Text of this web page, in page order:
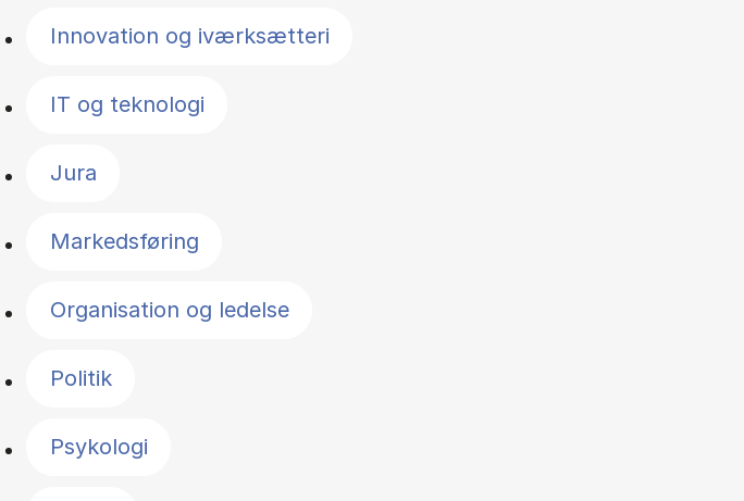
Innovation og iværksætteri
IT og teknologi
Jura
Markedsføring
Organisation og ledelse
Politik
Psykologi